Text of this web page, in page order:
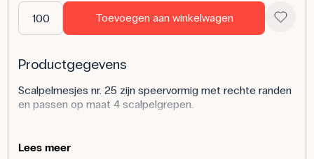
Toevoegen aan winkelwagen
Productgegevens
Scalpelmesjes nr. 25 zijn speervormig met rechte randen
en passen op maat 4 scalpelgrepen.
In biologielessen kunnen scalpelmesjes nr. 25 worden
Lees meer